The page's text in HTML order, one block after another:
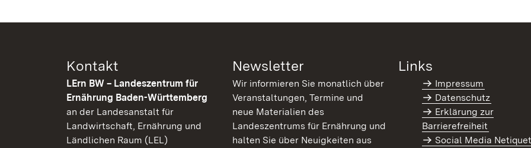
Kontakt
LErn BW – Landeszentrum für
Ernährung Baden-Württemberg
an der Landesanstalt für
Landwirtschaft, Ernährung und
Ländlichen Raum (LEL)
Newsletter
Wir informieren Sie monatlich über
Veranstaltungen, Termine und
neue Materialien des
Landeszentrums für Ernährung und
halten Sie über Neuigkeiten aus
Links
Impressum
Datenschutz
Erklärung zur
Barrierefreiheit
Social Media